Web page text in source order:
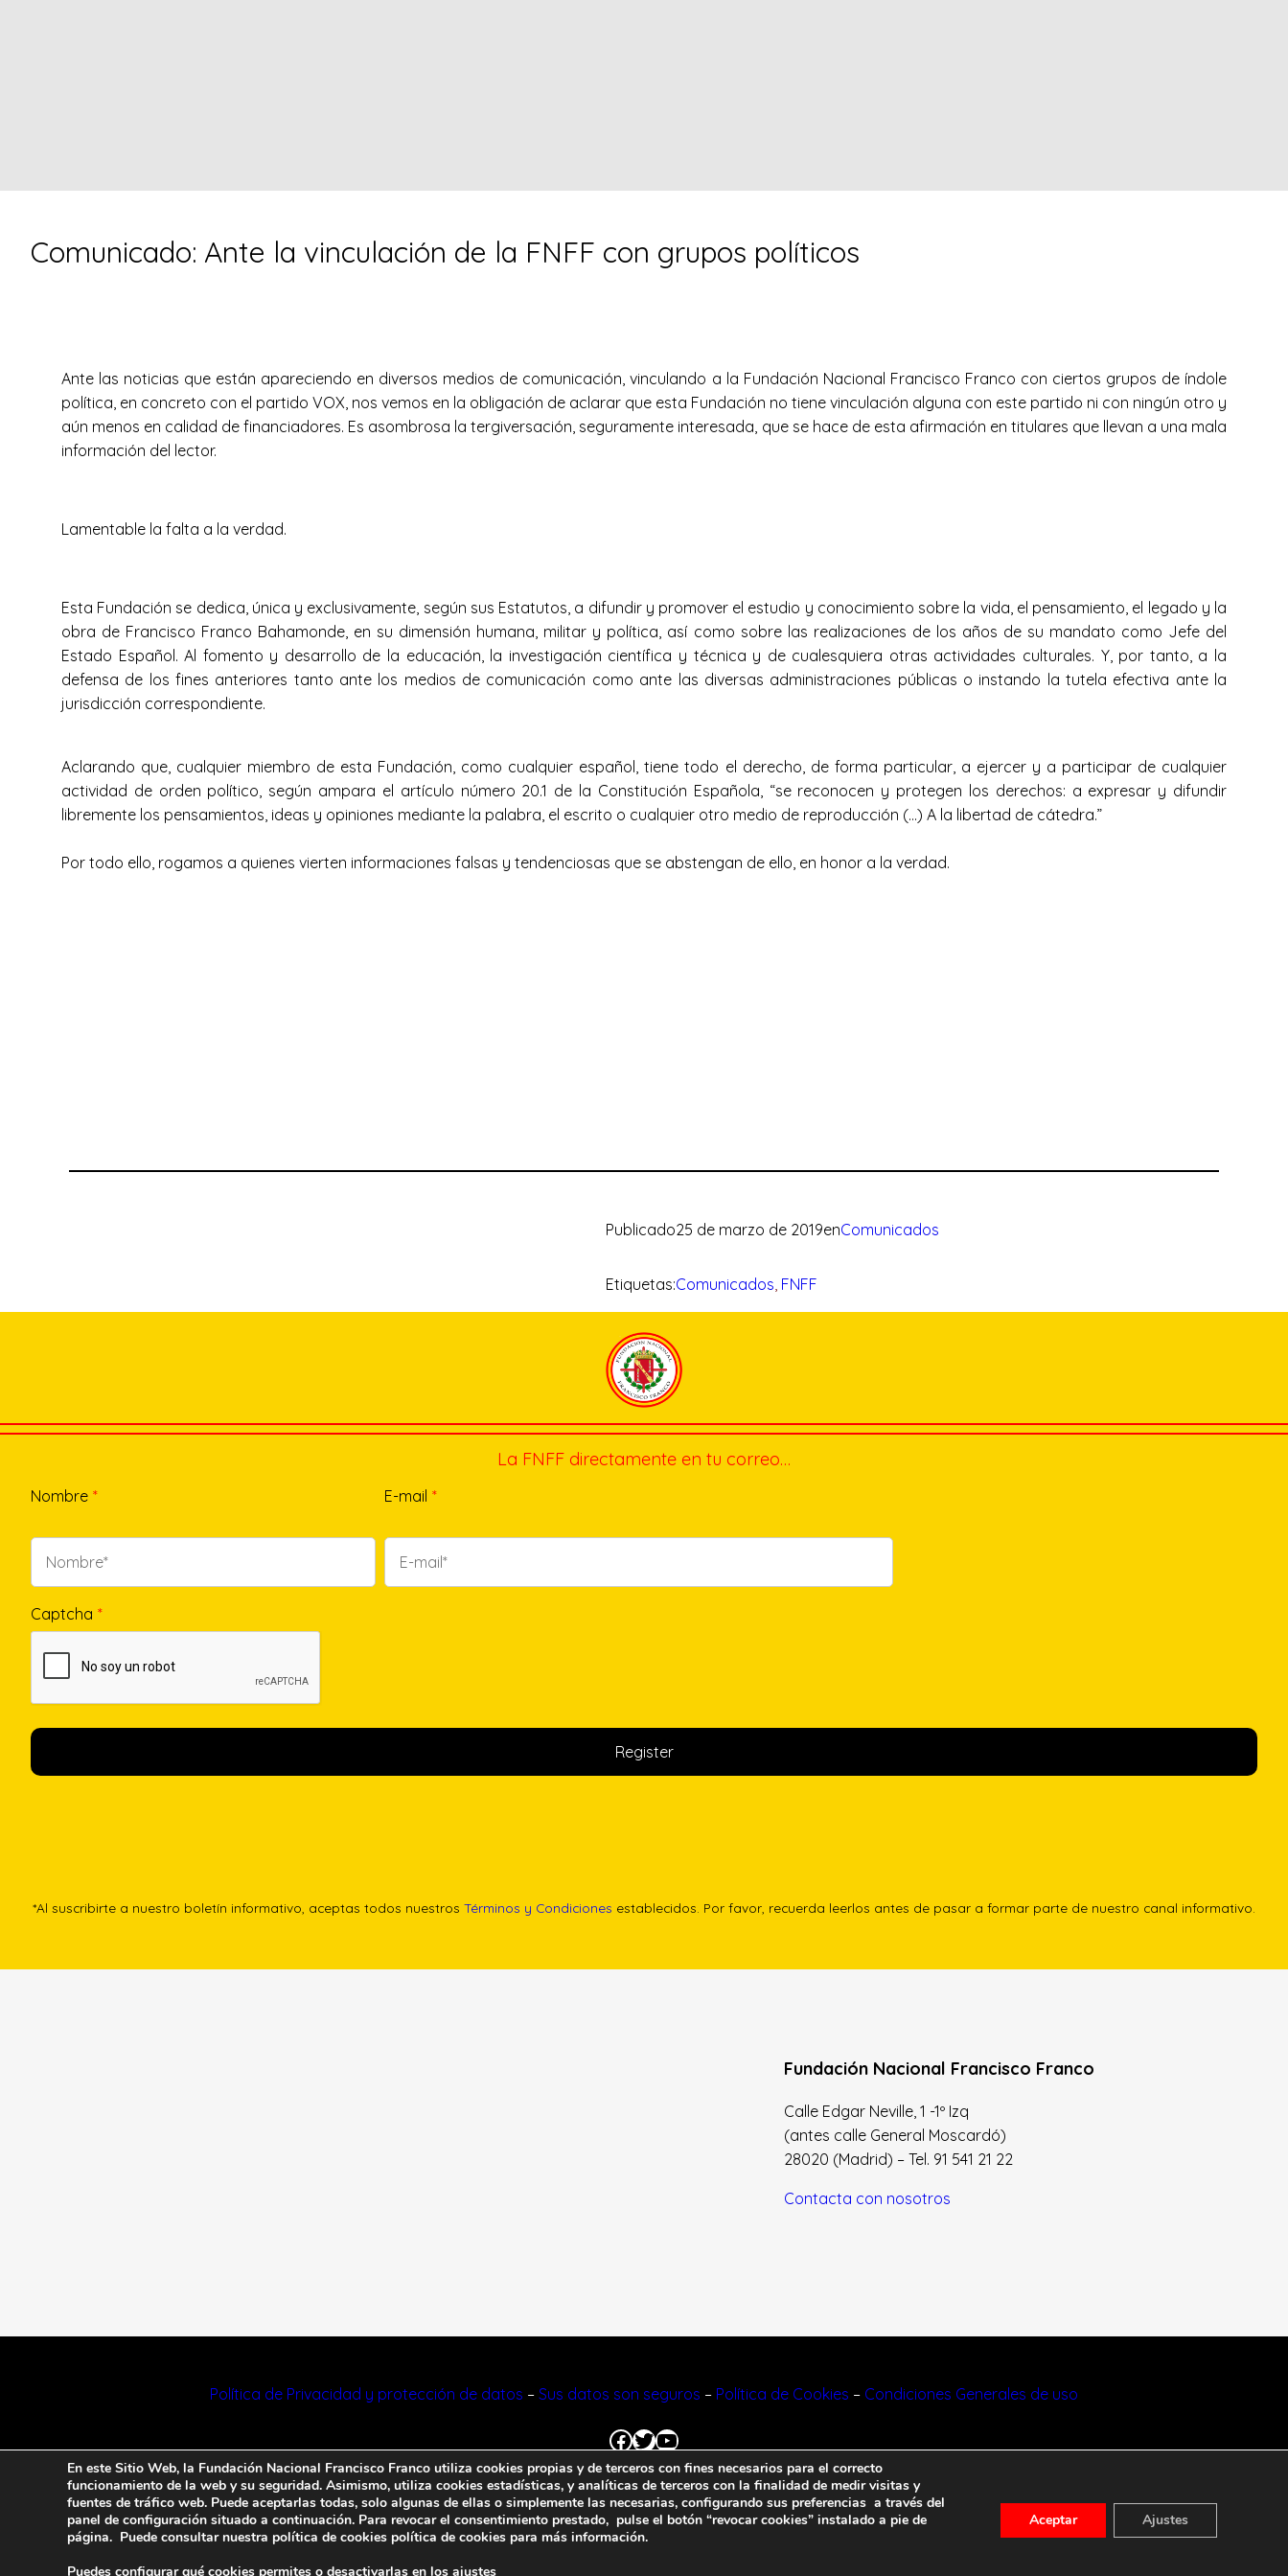
Comunicado: Ante la vinculación de la FNFF con grupos políticos
Ante las noticias que están apareciendo en diversos medios de comunicación, vinculando a la Fundación Nacional Francisco Franco con ciertos grupos de índole
política, en concreto con el partido VOX, nos vemos en la obligación de aclarar que esta Fundación no tiene vinculación alguna con este partido ni con ningún otro y
aún menos en calidad de financiadores. Es asombrosa la tergiversación, seguramente interesada, que se hace de esta afirmación en titulares que llevan a una mala
información del lector.
Lamentable la falta a la verdad.
Esta Fundación se dedica, única y exclusivamente, según sus Estatutos, a difundir y promover el estudio y conocimiento sobre la vida, el pensamiento, el legado y la
obra de Francisco Franco Bahamonde, en su dimensión humana, militar y política, así como sobre las realizaciones de los años de su mandato como Jefe del
Estado Español. Al fomento y desarrollo de la educación, la investigación científica y técnica y de cualesquiera otras actividades culturales. Y, por tanto, a la
defensa de los fines anteriores tanto ante los medios de comunicación como ante las diversas administraciones públicas o instando la tutela efectiva ante la
jurisdicción correspondiente.
Aclarando que, cualquier miembro de esta Fundación, como cualquier español, tiene todo el derecho, de forma particular, a ejercer y a participar de cualquier
actividad de orden político, según ampara el artículo número 20.1 de la Constitución Española, “se reconocen y protegen los derechos: a expresar y difundir
libremente los pensamientos, ideas y opiniones mediante la palabra, el escrito o cualquier otro medio de reproducción (…) A la libertad de cátedra.”
Por todo ello, rogamos a quienes vierten informaciones falsas y tendenciosas que se abstengan de ello, en honor a la verdad.
Publicado25 de marzo de 2019enComunicados
Etiquetas:Comunicados, FNFF
La FNFF directamente en tu correo…
Nombre * E-mail *
Captcha *
*Al suscribirte a nuestro boletín informativo, aceptas todos nuestros Términos y Condiciones establecidos. Por favor, recuerda leerlos antes de pasar a formar parte de nuestro canal informativo.
Fundación Nacional Francisco Franco
Calle Edgar Neville, 1 -1º Izq
(antes calle General Moscardó)
28020 (Madrid) – Tel. 91 541 21 22
Contacta con nosotros
Política de Privacidad y protección de datos – Sus datos son seguros – Política de Cookies – Condiciones Generales de uso
Facebook
Twitter
YouTube
© 2023 FNFF | Todos los derechos reservados.
En este Sitio Web, la Fundación Nacional Francisco Franco utiliza cookies propias y de terceros con fines necesarios para el correcto
funcionamiento de la web y su seguridad. Asimismo, utiliza cookies estadísticas, y analíticas de terceros con la finalidad de medir visitas y
fuentes de tráfico web. Puede aceptarlas todas, solo algunas de ellas o simplemente las necesarias, configurando sus preferencias a través del
panel de configuración situado a continuación. Para revocar el consentimiento prestado, pulse el botón “revocar cookies” instalado a pie de
página. Puede consultar nuestra política de cookies política de cookies para más información.
Puedes configurar qué cookies permites o desactivarlas en los ajustes
Aceptar Ajustes